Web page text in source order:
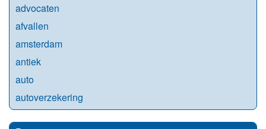
advocaten
afvallen
amsterdam
antiek
auto
autoverzekering